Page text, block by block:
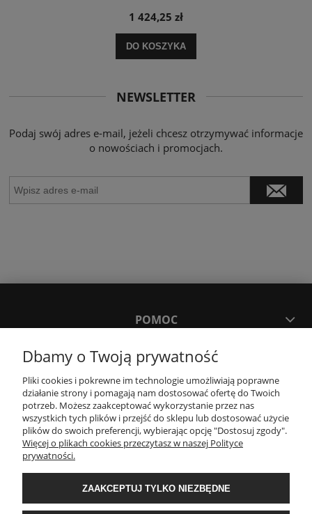
1 424,25 zł
DO KOSZYKA
NEWSLETTER
Podaj swój adres e-mail, jeżeli chcesz otrzymywać informacje
o nowościach i promocjach.
POMOC
MOJE KONTO
PŁATNOŚCI I DOSTAWA
KONTAKT
Wyposażenie łazienek Łazienki.eco | Pawła 23, 41-708 Ruda Śląska | E-mail:
sklep@lazienki.eco | Tel.: 600 012 164 lub 600 012 159 | TGS Przemysław
Dbamy o Twoją prywatność
Pliki cookies i pokrewne im technologie umożliwiają poprawne
działanie strony i pomagają nam dostosować ofertę do Twoich
potrzeb. Możesz zaakceptować wykorzystanie przez nas
wszystkich tych plików i przejść do sklepu lub dostosować użycie
plików do swoich preferencji, wybierając opcję "Dostosuj zgody".
Więcej o plikach cookies przeczytasz w naszej Polityce
prywatności.
ZAAKCEPTUJ TYLKO NIEZBĘDNE